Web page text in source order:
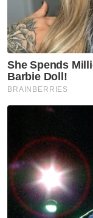
Tesco
barangan
setiap
Artikel
Pemilik
Nahas
Nahas
identiti mayat
Muat turun